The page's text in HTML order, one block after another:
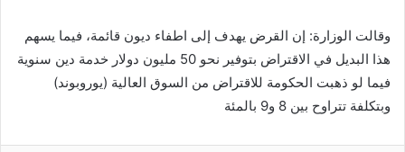
وقالت الوزارة: إن القرض يهدف إلى اطفاء ديون قائمة، فيما يسهم
هذا البديل في الاقتراض بتوفير نحو 50 مليون دولار خدمة دين سنوية
فيما لو ذهبت الحكومة للاقتراض من السوق العالية (يوروبوند)
وبتكلفة تتراوح بين 8 و9 بالمئة